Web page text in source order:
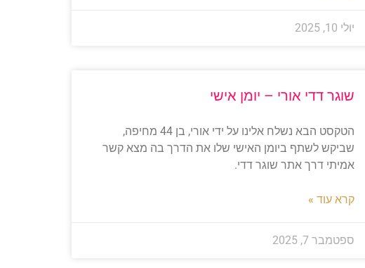
יולי 10, 2025
שוגר דדי אורי – יומן אישי
הטקסט הבא נשלח אלינו על ידי אורי, בן 44 מחיפה,
שביקש לשתף ביומן האישי שלו את הדרך בה מצא קשר
אמיתי דרך אתר שוגר דדי.
קרא עוד »
ספטמבר 7, 2025